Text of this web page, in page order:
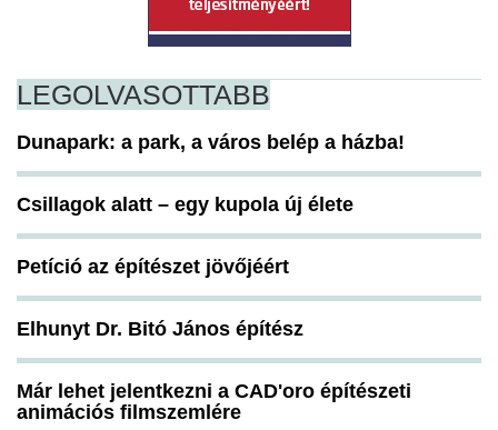
LEGOLVASOTTABB
Dunapark: a park, a város belép a házba!
Csillagok alatt – egy kupola új élete
Petíció az építészet jövőjéért
Elhunyt Dr. Bitó János építész
Már lehet jelentkezni a CAD'oro építészeti
animációs filmszemlére